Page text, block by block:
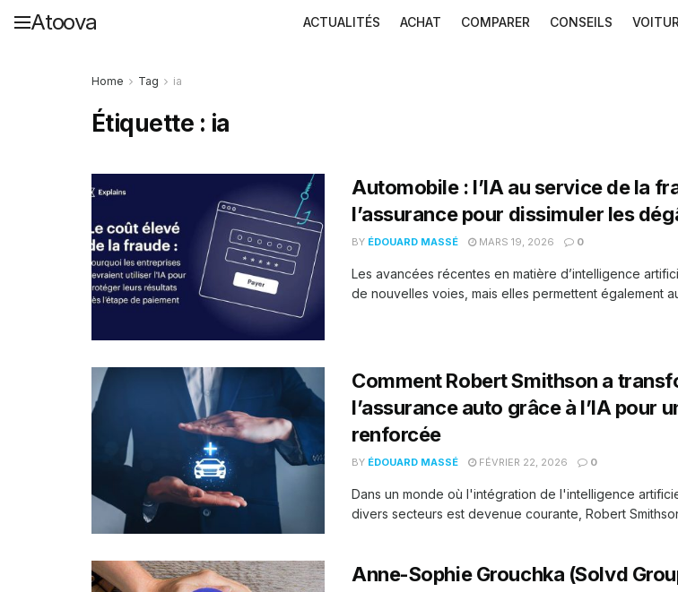
Atoova ACTUALITÉS ACHAT COMPARER CONSEILS
Home Tag ia
Étiquette : ia
Automobile : l’IA au service de la
l’assurance pour dissimuler les
BY ÉDOUARD MASSÉ MARS 19, 2026 0
Les avancées récentes en matière d’intelligence
de nouvelles voies, mais elles permettent également
Comment Robert Smithson a
l’assurance auto grâce à l’IA pour
renforcée
BY ÉDOUARD MASSÉ FÉVRIER 22, 2026 0
Dans un monde où l'intégration de l'intelligence
divers secteurs est devenue courante, Robert
Anne-Sophie Grouchka (Solvd